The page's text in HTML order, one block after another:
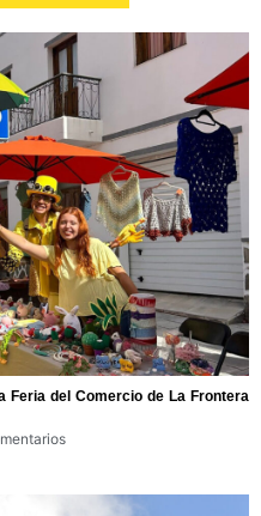
Feria del Comercio de La Frontera